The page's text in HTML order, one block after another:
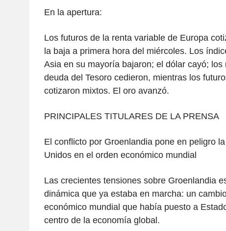
En la apertura:
Los futuros de la renta variable de Europa
la baja a primera hora del miércoles. Los
Asia en su mayoría bajaron; el dólar cayó; los
deuda del Tesoro cedieron, mientras los
cotizaron mixtos. El oro avanzó.
PRINCIPALES TITULARES DE LA PRENSA
El conflicto por Groenlandia pone en peligro
Unidos en el orden económico mundial
Las crecientes tensiones sobre Groenlandia
dinámica que ya estaba en marcha: un
económico mundial que había puesto a
centro de la economía global.